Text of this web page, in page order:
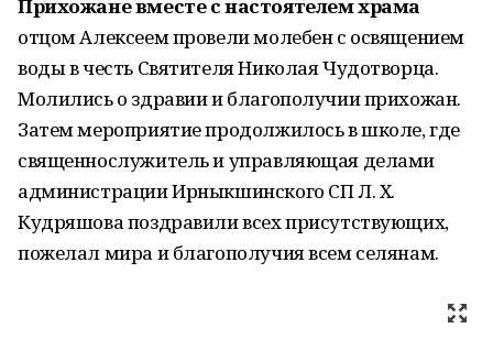
Прихожане вместе с настоятелем храма
отцом Алексеем провели молебен с освящением
воды в честь Святителя Николая Чудотворца.
Молились о здравии и благополучии прихожан.
Затем мероприятие продолжилось в школе, где
священнослужитель и управляющая делами
администрации Ирныкшинского СП Л. Х.
Кудряшова поздравили всех присутствующих,
пожелал мира и благополучия всем селянам.